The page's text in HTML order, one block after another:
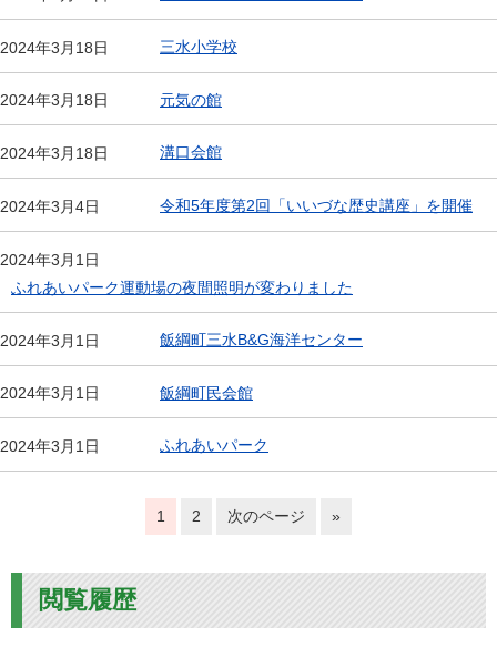
2024年3月18日 三水小学校
2024年3月18日 元気の館
2024年3月18日 溝口会館
2024年3月4日 令和5年度第2回「いいづな歴史講座」を開催
2024年3月1日
ふれあいパーク運動場の夜間照明が変わりました
2024年3月1日 飯綱町三水B&G海洋センター
2024年3月1日 飯綱町民会館
2024年3月1日 ふれあいパーク
1 2 次のページ »
閲覧履歴